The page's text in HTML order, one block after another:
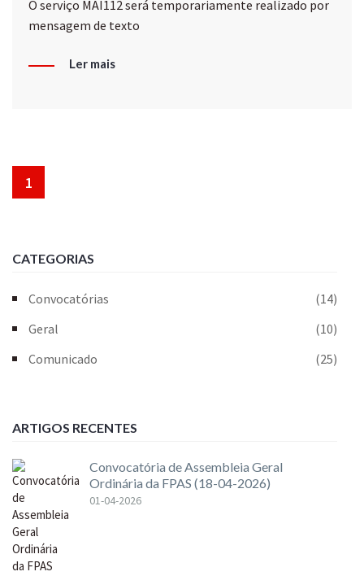
O serviço MAI112 será temporariamente realizado por
mensagem de texto
Ler mais
1
CATEGORIAS
Convocatórias
(14)
Geral
(10)
Comunicado
(25)
ARTIGOS RECENTES
Convocatória de Assembleia Geral
Ordinária da FPAS (18-04-2026)
01-04-2026